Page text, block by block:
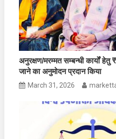
अनुरक्षण/मरम्मत सम्बन्धी कार्यों
जाने का अनुमोदन प्रदान किया
March 31, 2026